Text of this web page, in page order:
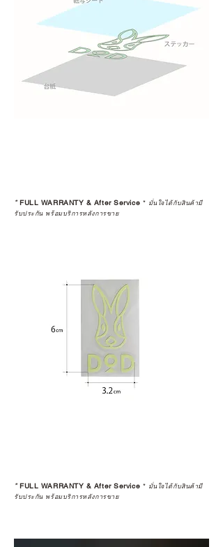
*FULL WARRANTY & After Service * มั่นใจได้กับสินค้ามี
รับประกัน พร้อมบริการหลังการขาย
*FULL WARRANTY & After Service * มั่นใจได้กับสินค้ามี
รับประกัน พร้อมบริการหลังการขาย